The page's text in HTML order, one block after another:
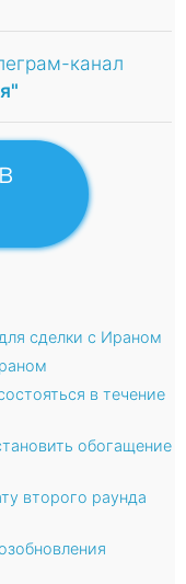
канал
сделки с Ираном
в течение
обогащение
второго раунда